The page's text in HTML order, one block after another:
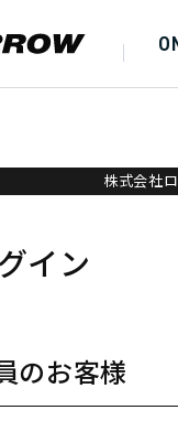
株式会社
イン
のお客様